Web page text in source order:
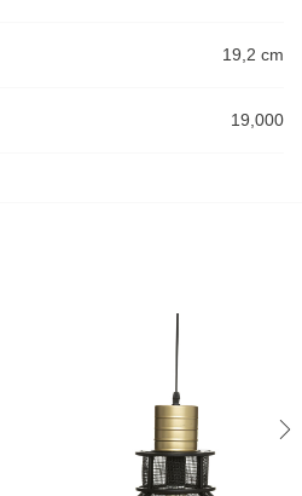
19,2 cm
19,000